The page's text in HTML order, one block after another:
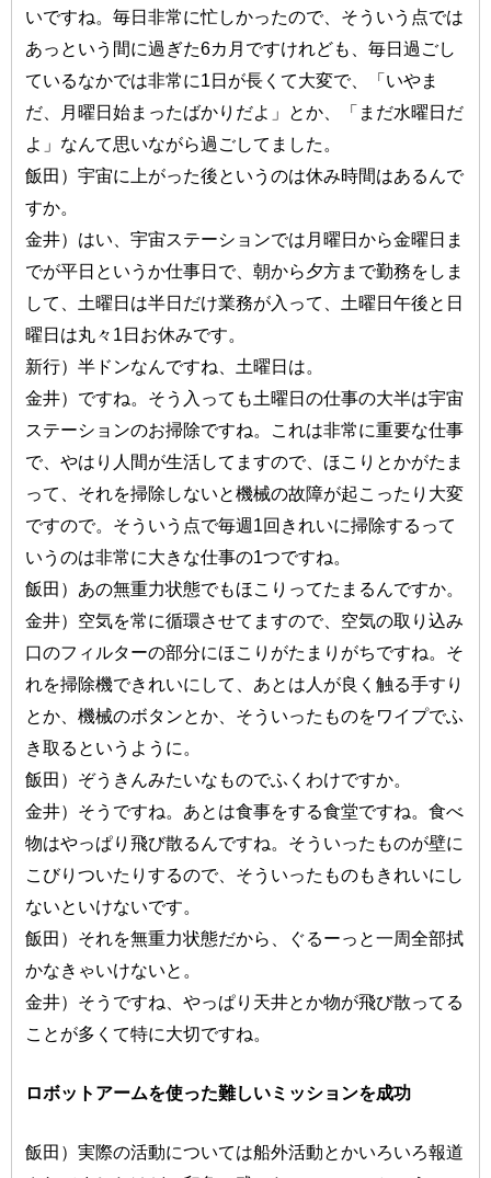
いですね。毎日非常に忙しかったので、そういう点では
あっという間に過ぎた6カ月ですけれども、毎日過ごし
ているなかでは非常に1日が長くて大変で、「いやま
だ、月曜日始まったばかりだよ」とか、「まだ水曜日だ
よ」なんて思いながら過ごしてました。
飯田）宇宙に上がった後というのは休み時間はあるんで
すか。
金井）はい、宇宙ステーションでは月曜日から金曜日ま
でが平日というか仕事日で、朝から夕方まで勤務をしま
して、土曜日は半日だけ業務が入って、土曜日午後と日
曜日は丸々1日お休みです。
新行）半ドンなんですね、土曜日は。
金井）ですね。そう入っても土曜日の仕事の大半は宇宙
ステーションのお掃除ですね。これは非常に重要な仕事
で、やはり人間が生活してますので、ほこりとかがたま
って、それを掃除しないと機械の故障が起こったり大変
ですので。そういう点で毎週1回きれいに掃除するって
いうのは非常に大きな仕事の1つですね。
飯田）あの無重力状態でもほこりってたまるんですか。
金井）空気を常に循環させてますので、空気の取り込み
口のフィルターの部分にほこりがたまりがちですね。そ
れを掃除機できれいにして、あとは人が良く触る手すり
とか、機械のボタンとか、そういったものをワイプでふ
き取るというように。
飯田）ぞうきんみたいなものでふくわけですか。
金井）そうですね。あとは食事をする食堂ですね。食べ
物はやっぱり飛び散るんですね。そういったものが壁に
こびりついたりするので、そういったものもきれいにし
ないといけないです。
飯田）それを無重力状態だから、ぐるーっと一周全部拭
かなきゃいけないと。
金井）そうですね、やっぱり天井とか物が飛び散ってる
ことが多くて特に大切ですね。
ロボットアームを使った難しいミッションを成功
飯田）実際の活動については船外活動とかいろいろ報道